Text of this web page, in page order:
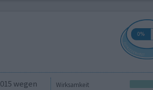
Wirksamkeit
wegen